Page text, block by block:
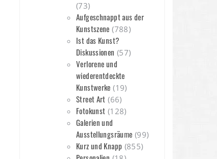
(73)
Aufgeschnappt aus der
Kunstszene (788)
Ist das Kunst?
Diskussionen (57)
Verlorene und
wiederentdeckte
Kunstwerke (19)
Street Art (66)
Fotokunst (128)
Galerien und
Ausstellungsräume (99)
Kurz und Knapp (855)